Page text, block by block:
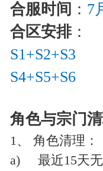
合服时间 ： 7
合区安排：
S1+S2+S3
S4+S5+S6
角色与宗门
1、 角色清理：
a) 最近15天无